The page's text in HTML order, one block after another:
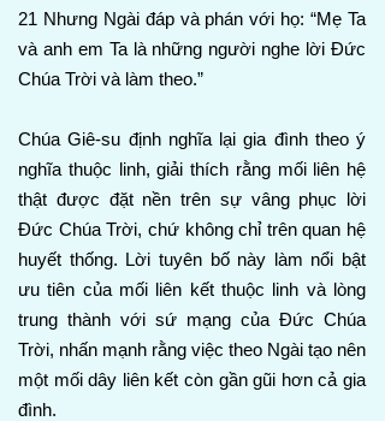
21 Nhưng Ngài đáp và phán với họ: “Mẹ Ta
và anh em Ta là những người nghe lời Đức
Chúa Trời và làm theo.”
Chúa Giê-su định nghĩa lại gia đình theo ý
nghĩa thuộc linh, giải thích rằng mối liên hệ
thật được đặt nền trên sự vâng phục lời
Đức Chúa Trời, chứ không chỉ trên quan hệ
huyết thống. Lời tuyên bố này làm nổi bật
ưu tiên của mối liên kết thuộc linh và lòng
trung thành với sứ mạng của Đức Chúa
Trời, nhấn mạnh rằng việc theo Ngài tạo nên
một mối dây liên kết còn gần gũi hơn cả gia
đình.